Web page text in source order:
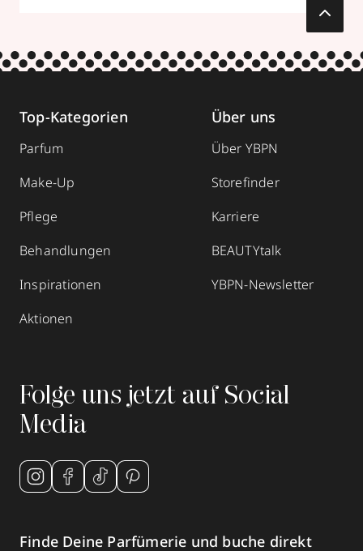
Top-Kategorien
Parfum
Make-Up
Pflege
Behandlungen
Inspirationen
Aktionen
Über uns
Über YBPN
Storefinder
Karriere
BEAUTYtalk
YBPN-Newsletter
Folge uns jetzt auf Social
Media
Finde Deine Parfümerie und buche direkt